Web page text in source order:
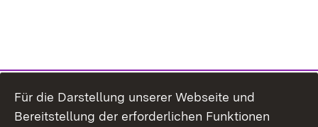
Für die Darstellung unserer Webseite und
Bereitstellung der erforderlichen Funktionen